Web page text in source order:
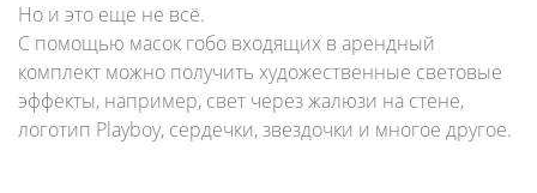
Но и это еще не всё.
С помощью масок гобо входящих в арендный
комплект можно получить художественные световые
эффекты, например, свет через жалюзи на стене,
логотип Playboy, сердечки, звездочки и многое другое.